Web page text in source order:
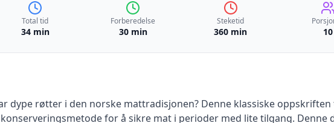
Total tid
34 min
Forberedelse
30 min
Steketid
360 min 10
dype røtter i den norske mattradisjonen? Denne klassiske
for å sikre mat i perioder med lite tilgang. Denne